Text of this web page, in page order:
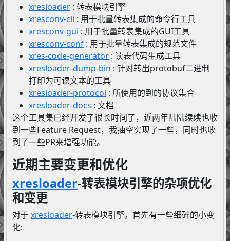
xresloader: 转表模块引擎
xresconv-cli : 用于批量转表集成的命令行工具
xresconv-gui : 用于批量转表集成的GUI工具
xresconv-conf: 用于批量转表集成的规范文件
xres-code-generator: 读表代码生成工具
xresloader-dump-bin : 针对转出protobuf二进制
打印为可读文本的工具
xresloader-protocol : 所使用的到的协议集合
xresloader-docs : 文档
这个工具集已经开发了很长时间了，近两年陆陆续续也收
到一些Feature Request，我抽空实现了一些，同时也收
到了一些PR来增强功能。
近期主要变更和优化
xresloader-转表模块引擎的杂项优化
和变更
对于xresloader-转表模块引擎。首先有一些细碎的小变
化: